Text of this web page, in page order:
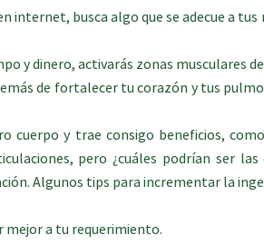
busca algo que se adecue a tus
y dinero, activarás zonas musculares
de fortalecer tu corazón y tus
cuerpo y trae consigo beneficios,
pero ¿cuáles podrían ser las
Algunos tips para incrementar la
mejor a tu requerimiento.